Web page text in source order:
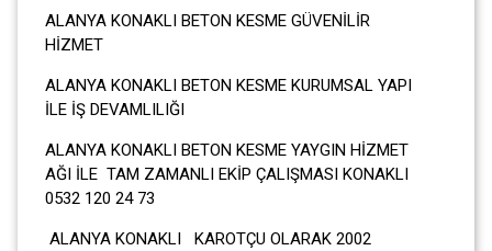
ALANYA KONAKLI BETON KESME GÜVENİLİR
HİZMET
ALANYA KONAKLI BETON KESME KURUMSAL YAPI
İLE İŞ DEVAMLILIĞI
ALANYA KONAKLI BETON KESME YAYGIN HİZMET
AĞI İLE TAM ZAMANLI EKİP ÇALIŞMASI KONAKLI
0532 120 24 73
ALANYA KONAKLI KAROTÇU OLARAK 2002